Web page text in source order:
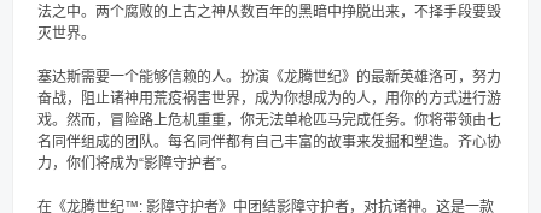
法之中。两个腐败的上古之神从数百年的黑暗中挣脱出来，不择手段要毁
灭世界。
塞达斯需要一个能够信赖的人。扮演《龙腾世纪》的最新英雄洛可，努力
奋战，阻止诸神用荒疫祸害世界，成为你想成为的人，用你的方式进行游
戏。然而，冒险路上危机重重，你无法单枪匹马完成任务。你将带领由七
名同伴组成的团队。每名同伴都有自己丰富的故事来发掘和塑造。齐心协
力，你们将成为“影障守护者”。
在《龙腾世纪™: 影障守护者》中团结影障守护者，对抗诸神。这是一款